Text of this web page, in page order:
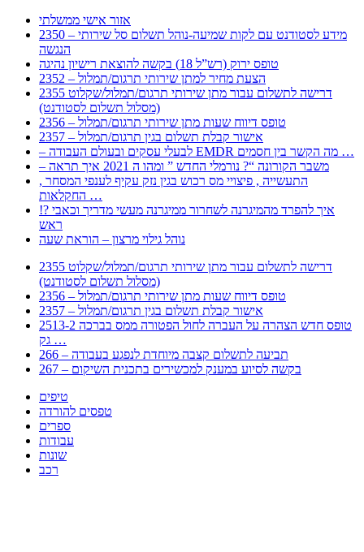
אזור אישי ממשלתי
2350 – מידע לסטודנט עם לקות שמיעה-נוהל תשלום סל שירותי
הנגשה
טופס ירוק (רש”ל 18) בקשה להוצאת רישיון נהיגה
2352 – הצעת מחיר למתן שירותי תרגום/תמלול
2355 דרישה לתשלום עבור מתן שירותי תרגום/תמלול/שקלוט
(מסלול תשלום לסטודנט)
2356 – טופס דיווח שעות מתן שירותי תרגום/תמלול
2357 – אישור קבלת תשלום בגין תרגום/תמלול
– לבעלי עסקים ובעולם העבודה EMDR מה הקשר בין חסמים …
– משבר הקורונה “? נורמלי החדש ” ומהו ה 2021 איך תראה
, התעשייה , פיצויי מס רכוש בגין נזק עקיף לענפי המסחר
החקלאות …
!? איך להפרד מהמיגרנה לשחרור ממיגרנה מעשי מדריך וכאבי
ראש
נוהל גילוי מרצון – הוראת שעה
2355 דרישה לתשלום עבור מתן שירותי תרגום/תמלול/שקלוט
(מסלול תשלום לסטודנט)
2356 – טופס דיווח שעות מתן שירותי תרגום/תמלול
2357 – אישור קבלת תשלום בגין תרגום/תמלול
2513-2 טופס חדש הצהרה על העברה לחול הפטורה ממס בברכה
גק …
266 – תביעה לתשלום קצבה מיוחדת לנפגע בעבודה
267 – בקשה לסיוע במענק למכשירים בתכנית השיקום
טיפים
טפסים להורדה
ספרים
עבודות
שונות
רכב